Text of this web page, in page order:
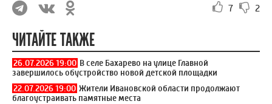
7 2
ЧИТАЙТЕ ТАКЖЕ
26.07.2026 19:00 В селе Бахарево на улице Главной
завершилось обустройство новой детской площадки
22.07.2026 19:00 Жители Ивановской области продолжают
благоустраивать памятные места